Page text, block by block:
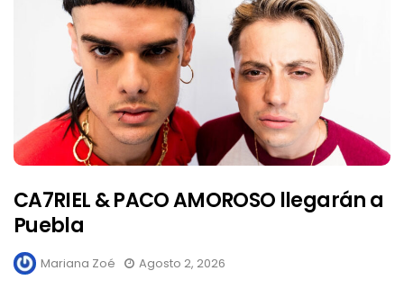
CA7RIEL & PACO AMOROSO llegarán a
Puebla
Mariana Zoé Agosto 2, 2026